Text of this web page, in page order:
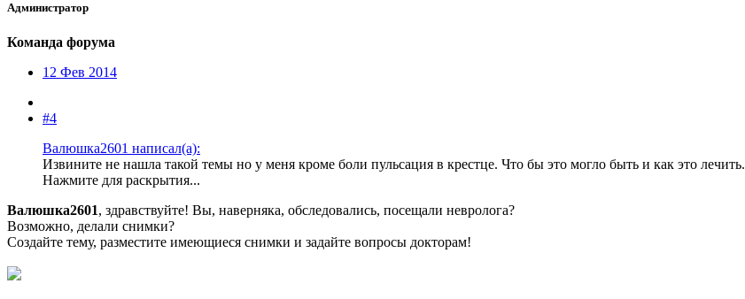
Администратор
Команда форума
12 Фев 2014
#4
Валюшка2601 написал(а):
Извините не нашла такой темы но у меня кроме боли пульсация в крестце. Что бы это могло быть и как это лечить.
Нажмите для раскрытия...
Валюшка2601, здравствуйте! Вы, наверняка, обследовались, посещали невролога?
Возможно, делали снимки?
Создайте тему, разместите имеющиеся снимки и задайте вопросы докторам!